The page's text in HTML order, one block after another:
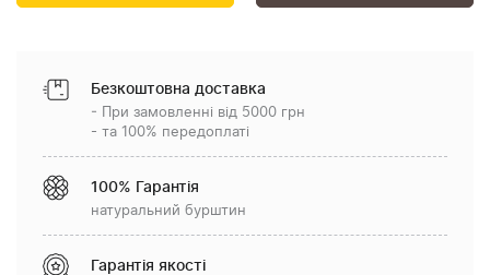
Безкоштовна доставка
- При замовленні від 5000 грн
- та 100% передоплаті
100% Гарантія
натуральний бурштин
Гарантія якості